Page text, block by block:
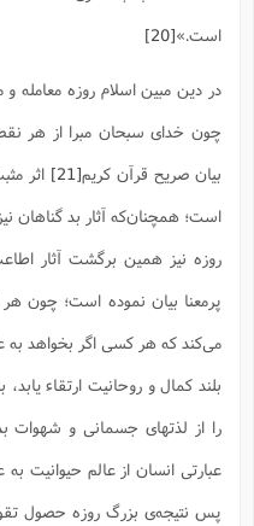
است‌.»[20]
در دین مبین اسلام روزه معامله
چون خدای سبحان مبرا از هر
بیان صریح قرآن کریم[21]
اثر
است؛ همچنان‌که آثار بد گناهان
روزه نیز همین برگشت آثار
پرمعنا بیان نموده است؛ چون
می‌کند که هر کسی اگر بخواهد به
بلند کمال و روحانیت ارتقاء
را از لذتهای جسمانی و شهوات
عبارتی انسان از عالم حیوانیت به
پس نتیجه‌ی بزرگ روزه حصول